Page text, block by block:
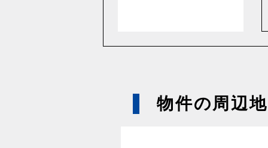
物件の周辺